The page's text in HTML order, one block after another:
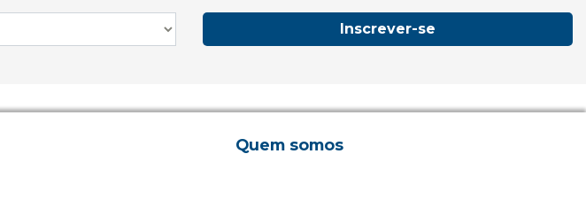
Inscrever-se
Quem somos